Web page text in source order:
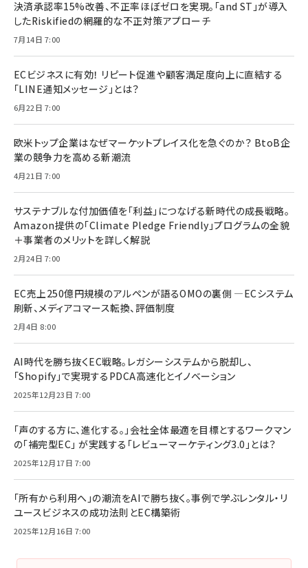
決済承認率15%改善、不正率ほぼゼロを実現。「and ST」が導入
したRiskifiedの網羅的な不正対策アプローチ
7月14日 7:00
ECビジネスに有効！ リピート促進や顧客満足度向上に直結する
「LINE通知メッセージ」とは？
6月22日 7:00
欧米トップ企業はなぜマーケットプレイス化を急ぐのか？ BtoB企
業の競争力を高める新潮流
4月21日 7:00
サステナブルな付加価値を「利益」につなげる新時代の成長戦略。
Amazon提供の「Climate Pledge Friendly」プログラムの全貌
＋事業者のメリットを詳しく解説
2月24日 7:00
EC売上250億円規模のアルペンが語るOMOの裏側 ―ECシステム
刷新、メディアコマース転換、評価制度
2月4日 8:00
AI時代を勝ち抜くEC戦略。レガシーシステムから脱却し、
「Shopify」で実現するPDCA高速化とイノベーション
2025年12月23日 7:00
「声のする方に、進化する。」会社全体最適を目標とするワークマン
の「補完型EC」 が実践する「レビューマーケティング3.0」とは？
2025年12月17日 7:00
「所有から利用へ」の潮流をAIで勝ち抜く。事例で学ぶレンタル・リ
ユースビジネスの成功法則とEC構築術
2025年12月16日 7:00